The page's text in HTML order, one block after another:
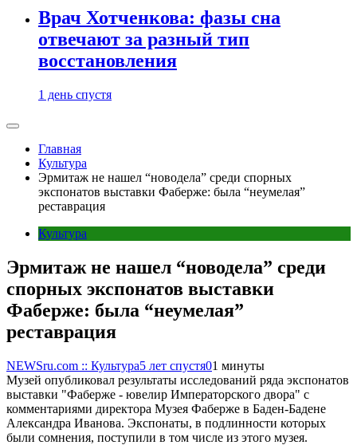
Врач Хотченкова: фазы сна
отвечают за разный тип
восстановления
1 день спустя
Главная
Культура
Эрмитаж не нашел “новодела” среди спорных
экспонатов выставки Фаберже: была “неумелая”
реставрация
Культура
Эрмитаж не нашел “новодела” среди
спорных экспонатов выставки
Фаберже: была “неумелая”
реставрация
NEWSru.com :: Культура5 лет спустя01 минуты
Музей опубликовал результаты исследований ряда экспонатов
выставки "Фаберже - ювелир Императорского двора" с
комментариями директора Музея Фаберже в Баден-Бадене
Александра Иванова. Экспонаты, в подлинности которых
были сомнения, поступили в том числе из этого музея.